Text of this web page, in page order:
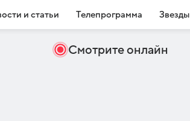
и статьи Телепрограмма Звезды
Смотрите онлайн